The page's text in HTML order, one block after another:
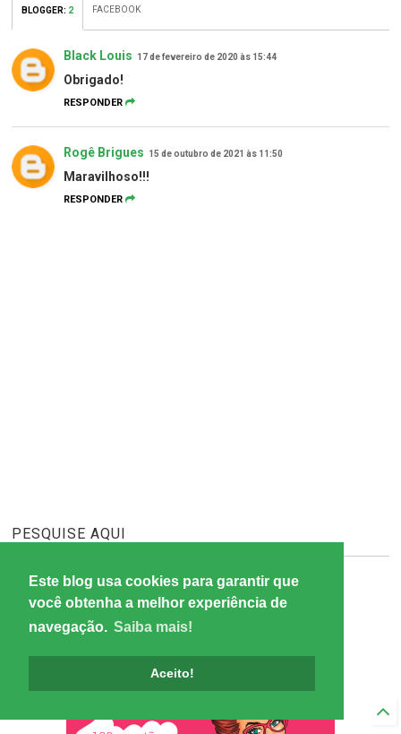
Este blog usa cookies para garantir que
você obtenha a melhor experiência de
navegação. Saiba mais!
Aceito!
BLOGGER: 2 FACEBOOK
Black Louis 17 de fevereiro de 2020 às 15:44
Obrigado!
RESPONDER
Rogê Brigues 15 de outubro de 2021 às 11:50
Maravilhoso!!!
RESPONDER
PESQUISE AQUI